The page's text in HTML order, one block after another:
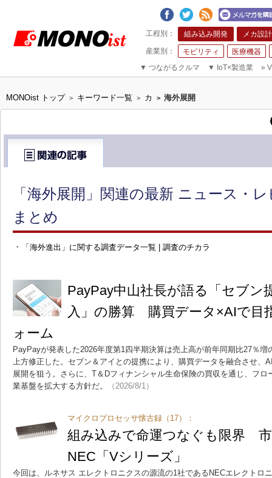
組み込み開発 メカ設計
モビリティ
医療機器
▼ つながるクルマ ▼ IoT×製造業 »
MONOist トップ > キーワード一覧 > カ > 海外展開
「海外展開」関連の最新 ニュース・
まとめ
・ 「海外進出」に関する調査データ一覧 | 調査のチカラ
PayPay中山社長が語る「セブン
入」の勝算 購買データ×AIで目
ォーム
PayPayが発表した2026年度第1四半期決算は売上高が前年同期比27％
上方修正した。セブン＆アイとの提携により、購買データを融合させ、
展開を狙う。さらに、T＆Dフィナンシャル生命保険の買収を通じ、フ
業基盤を拡大する方針だ。
（2026/8/1）
マイクロプロセッサ懐古録（17）：
組み込みで命運つなぐも限界
NEC「Vシリーズ」
今回は、ルネサス エレクトロニクスの源流の1社であるNECエレクトロ